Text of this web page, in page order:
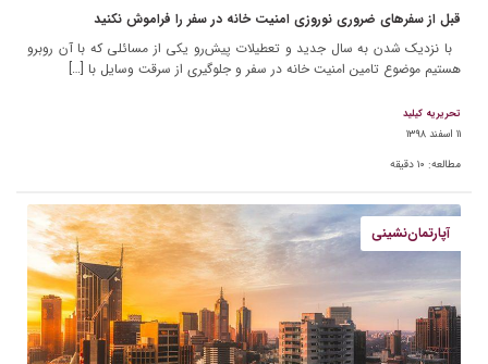
قبل از سفرهای ضروری نوروزی امنیت خانه در سفر را فراموش نکنید
با نزدیک شدن به سال جدید و تعطیلات پیش‌رو یکی از مسائلی که با آن روبرو
هستیم موضوع تامین امنیت خانه در سفر و جلوگیری از سرقت وسایل با […]
تحریریه کیلید
۱۱ اسفند ۱۳۹۸
مطالعه: ۱۰ دقیقه
آپارتمان‌نشینی